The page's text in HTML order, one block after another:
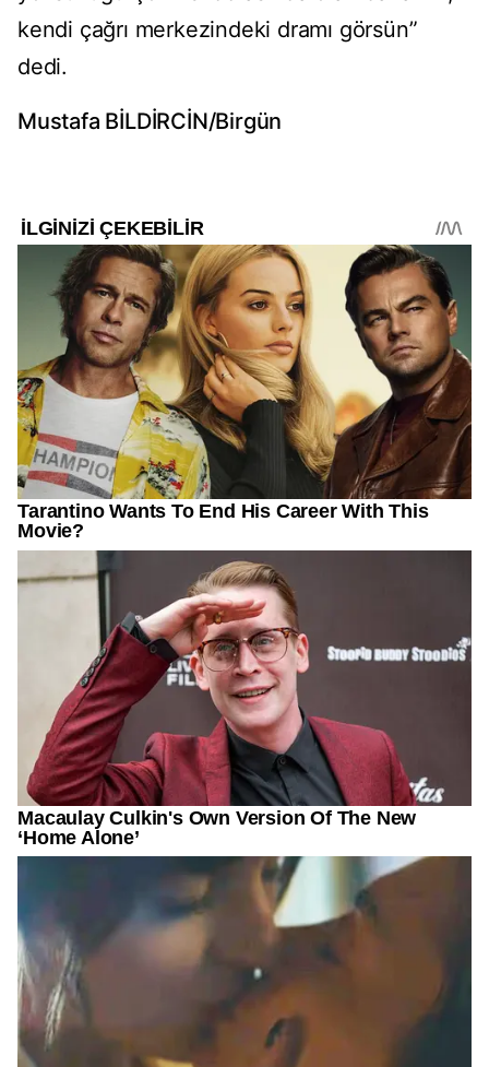
kendi çağrı merkezindeki dramı görsün”
dedi.
Mustafa BİLDİRCİN/Birgün